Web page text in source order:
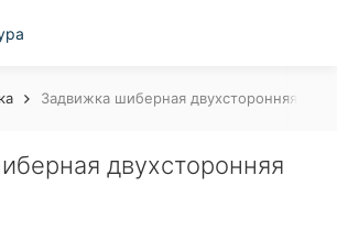
Задвижка шиберная двухсторонняя
двухсторонняя